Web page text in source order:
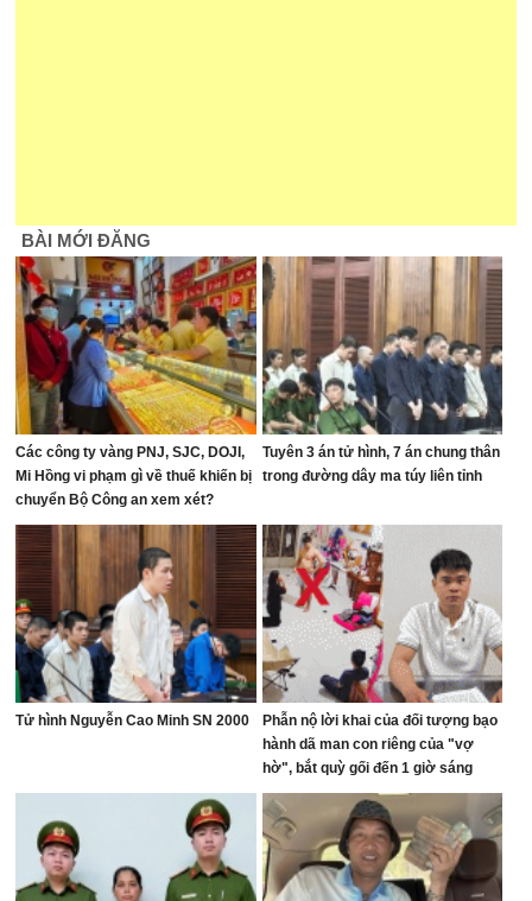
BÀI MỚI ĐĂNG
Các công ty vàng PNJ, SJC, DOJI,
Mi Hồng vi phạm gì về thuế khiến bị
chuyển Bộ Công an xem xét?
Tuyên 3 án tử hình, 7 án chung thân
trong đường dây ma túy liên tỉnh
Tử hình Nguyễn Cao Minh SN 2000
Phẫn nộ lời khai của đối tượng bạo
hành dã man con riêng của "vợ
hờ", bắt quỳ gối đến 1 giờ sáng